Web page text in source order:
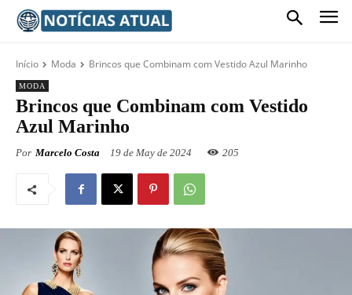
Início Moda Brincos que Combinam com Vestido Azul Marinho
MODA
Brincos que Combinam com Vestido
Azul Marinho
Por Marcelo Costa 19 de May de 2024 205